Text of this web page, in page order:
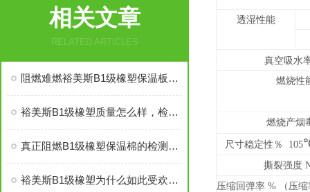
相关文章
RELATED ARTICLES
阻燃难燃裕美斯B1级橡塑保温板管的八大优势
裕美斯B1级橡塑质量怎么样，检测复试能过吗
真正阻燃B1级橡塑保温棉的检测标准及技术指标
裕美斯B1级橡塑为什么如此受欢迎——价格低质量好
透湿性能
真空吸水
燃烧性
燃烧产烟
尺寸稳定性％ 105
撕裂强度
压缩回弹率 %
（压